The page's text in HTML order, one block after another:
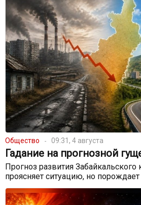
Общество 09:31, 4 августа
Гадание на прогнозной
Прогноз развития Забайкальского
проясняет ситуацию, но